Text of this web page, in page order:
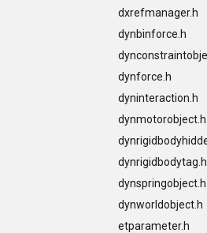
dxrefmanager.h
dynbinforce.h
dynforce.h
dyninteraction.h
dynmotorobject.h
dynrigidbodytag.h
dynspringobject.h
dynworldobject.h
etparameter.h